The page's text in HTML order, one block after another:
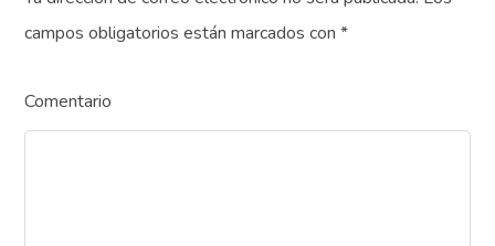
campos obligatorios están marcados con*
Comentario